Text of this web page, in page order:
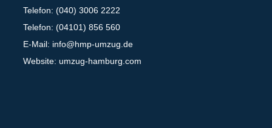
Telefon: (040) 3006 2222
Telefon: (04101) 856 560
E-Mail: info@hmp-umzug.de
Website: umzug-hamburg.com